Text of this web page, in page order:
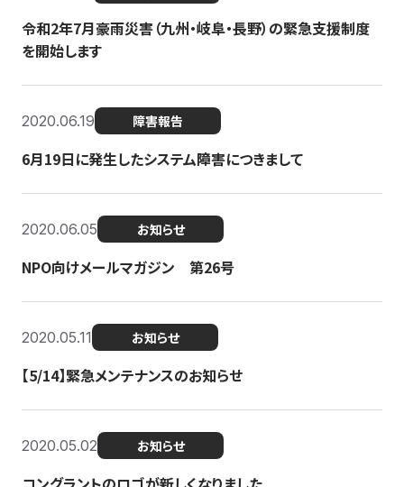
令和2年7月豪雨災害（九州・岐阜・長野）の緊急支援制度
を開始します
2020.06.19 障害報告
6月19日に発生したシステム障害につきまして
2020.06.05 お知らせ
NPO向けメールマガジン 第26号
2020.05.11 お知らせ
【5/14】緊急メンテナンスのお知らせ
2020.05.02 お知らせ